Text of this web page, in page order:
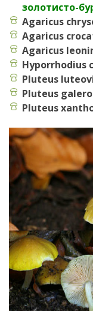
золотисто-
Agaricus
Agaricus
Agaricus
Hyporrhodius
Pluteus
Pluteus
Pluteus